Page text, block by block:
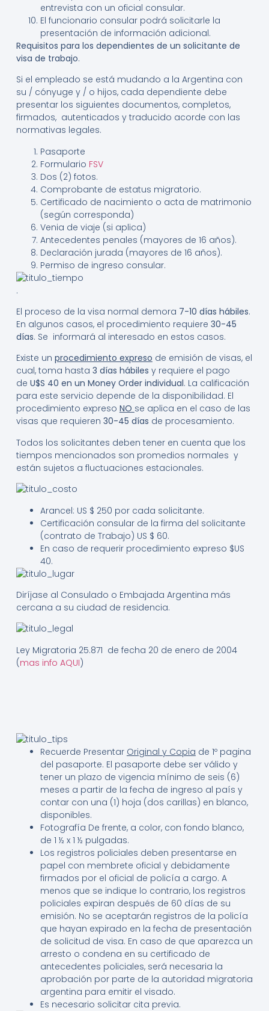
entrevista con un oficial consular.
El funcionario consular podrá solicitarle la
presentación de información adicional.
Requisitos para los dependientes de un solicitante de
visa de trabajo.
Si el empleado se está mudando a la Argentina con
su / cónyuge y / o hijos, cada dependiente debe
presentar los siguientes documentos, completos,
firmados, autenticados y traducido acorde con las
normativas legales.
Pasaporte
Formulario FSV
Dos (2) fotos.
Comprobante de estatus migratorio.
Certificado de nacimiento o acta de matrimonio
(según corresponda)
Venia de viaje (si aplica)
Antecedentes penales (mayores de 16 años).
Declaración jurada (mayores de 16 años).
Permiso de ingreso consular.
.
El proceso de la visa normal demora 7-10 días hábiles.
En algunos casos, el procedimiento requiere 30-45
días. Se informará al interesado en estos casos.
Existe un procedimiento expreso de emisión de visas, el
cual, toma hasta 3 días hábiles y requiere el pago
de U$S 40 en un Money Order individual. La calificación
para este servicio depende de la disponibilidad. El
procedimiento expreso NO se aplica en el caso de las
visas que requieren 30-45 días de procesamiento.
Todos los solicitantes deben tener en cuenta que los
tiempos mencionados son promedios normales y
están sujetos a fluctuaciones estacionales.
Arancel: US $ 250 por cada solicitante.
Certificación consular de la firma del solicitante
(contrato de Trabajo) US $ 60.
En caso de requerir procedimiento expreso $US
40.
Diríjase al Consulado o Embajada Argentina más
cercana a su ciudad de residencia.
Ley Migratoria 25.871 de fecha 20 de enero de 2004
(mas info AQUI)
Recuerde Presentar Original y Copia de 1º pagina
del pasaporte. El pasaporte debe ser válido y
tener un plazo de vigencia mínimo de seis (6)
meses a partir de la fecha de ingreso al país y
contar con una (1) hoja (dos carillas) en blanco,
disponibles.
Fotografía De frente, a color, con fondo blanco,
de 1 ½ x 1 ½ pulgadas.
Los registros policiales deben presentarse en
papel con membrete oficial y debidamente
firmados por el oficial de policía a cargo. A
menos que se indique lo contrario, los registros
policiales expiran después de 60 días de su
emisión. No se aceptarán registros de la policía
que hayan expirado en la fecha de presentación
de solicitud de visa. En caso de que aparezca un
arresto o condena en su certificado de
antecedentes policiales, será necesaria la
aprobación por parte de la autoridad migratoria
argentina para emitir el visado.
Es necesario solicitar cita previa.